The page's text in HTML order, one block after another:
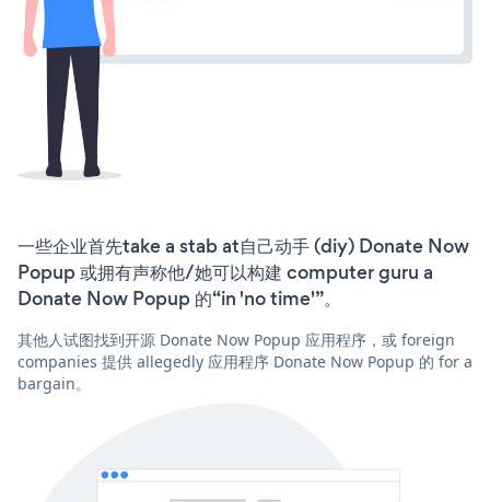
一些企业首先take a stab at自己动手 (diy) Donate Now
Popup 或拥有声称他/她可以构建 computer guru a
Donate Now Popup 的“in 'no time'”。
其他人试图找到开源 Donate Now Popup 应用程序，或 foreign
companies 提供 allegedly 应用程序 Donate Now Popup 的 for a
bargain。